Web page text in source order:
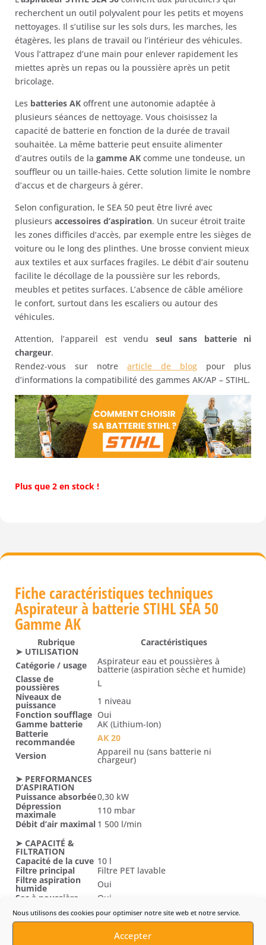
Nous utilisons des cookies pour optimiser notre site web et notre service.
Accepter
recherchent un outil polyvalent pour les petits et moyens
nettoyages. Il s’utilise sur les sols durs, les marches, les
étagères, les plans de travail ou l’intérieur des véhicules.
Vous l’attrapez d’une main pour enlever rapidement les
miettes après un repas ou la poussière après un petit
bricolage.
Les batteries AK offrent une autonomie adaptée à
plusieurs séances de nettoyage. Vous choisissez la
capacité de batterie en fonction de la durée de travail
souhaitée. La même batterie peut ensuite alimenter
d’autres outils de la gamme AK comme une tondeuse, un
souffleur ou un taille-haies. Cette solution limite le nombre
d’accus et de chargeurs à gérer.
Selon configuration, le SEA 50 peut être livré avec
plusieurs accessoires d’aspiration. Un suceur étroit traite
les zones difficiles d’accès, par exemple entre les sièges de
voiture ou le long des plinthes. Une brosse convient mieux
aux textiles et aux surfaces fragiles. Le débit d’air soutenu
facilite le décollage de la poussière sur les rebords,
meubles et petites surfaces. L’absence de câble améliore
le confort, surtout dans les escaliers ou autour des
véhicules.
Attention, l’appareil est vendu seul sans batterie ni
chargeur.
Rendez-vous sur notre article de blog pour plus
d’informations la compatibilité des gammes AK/AP – STIHL.
Plus que 2 en stock !
Fiche caractéristiques techniques
Aspirateur à batterie STIHL SEA 50
Gamme AK
Rubrique
Caractéristiques
➤ UTILISATION
Catégorie / usage
Aspirateur eau et poussières à
batterie (aspiration sèche et humide)
Classe de
poussières
L
Niveaux de
puissance
1 niveau
Fonction soufflage Oui
Gamme batterie
AK (Lithium-Ion)
Batterie
recommandée
AK 20
Version
Appareil nu (sans batterie ni
chargeur)
➤ PERFORMANCES
D’ASPIRATION
Puissance absorbée0,30 kW
Dépression
maximale
110 mbar
Débit d’air maximal 1 500 l/min
➤ CAPACITÉ &
FILTRATION
Capacité de la cuve 10 l
Filtre principal
Filtre PET lavable
Filtre aspiration
humide
Oui
Sac à poussière
Oui
➤ TUYAU &
ACCESSOIRES
2,0 m